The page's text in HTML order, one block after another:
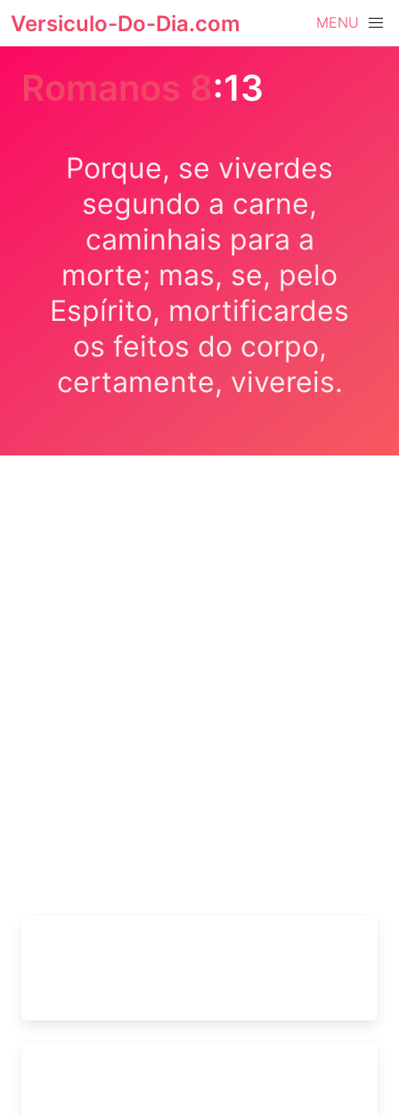
Versiculo-Do-Dia.com MENU
Romanos 8:13
Porque, se viverdes
segundo a carne,
caminhais para a
morte; mas, se, pelo
Espírito, mortificardes
os feitos do corpo,
certamente, vivereis.